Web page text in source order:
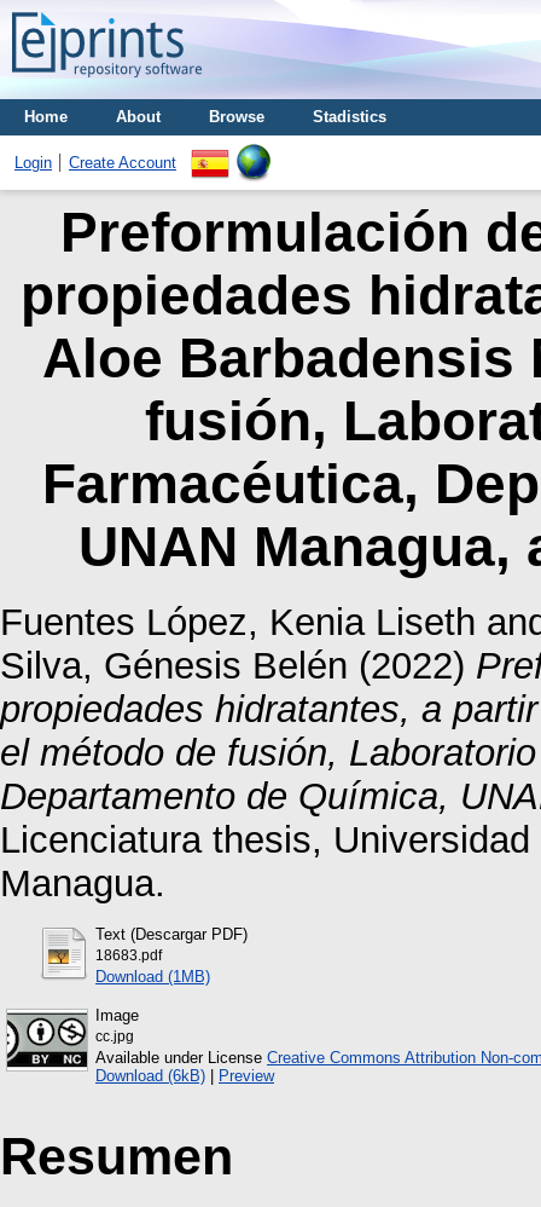
Home About Browse Stadistics
Login Create Account
Preformulación
propiedades
Aloe Barbadensis
fusión,
Farmacéutica,
UNAN Managua,
Fuentes López, Kenia Liseth
Silva, Génesis Belén (2022)
propiedades hidratantes, a
el método de fusión,
Departamento de Química,
Licenciatura thesis,
Managua.
Text (Descargar PDF)
18683.pdf
Download (1MB)
Image
cc.jpg
Available under License Creative Commons Attribution Non-
Download (6kB) | Preview
Resumen